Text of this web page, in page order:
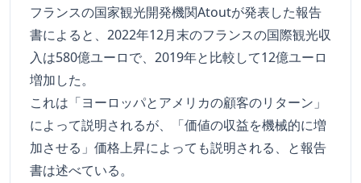
フランスの国家観光開発機関Atoutが発表した報告
書によると、2022年12月末のフランスの国際観光収
入は580億ユーロで、2019年と比較して12億ユーロ
増加した。
これは「ヨーロッパとアメリカの顧客のリターン」
によって説明されるが、「価値の収益を機械的に増
加させる」価格上昇によっても説明される、と報告
書は述べている。